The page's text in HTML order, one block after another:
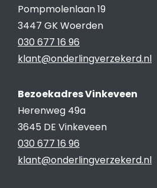
Pompmolenlaan 19
3447 GK Woerden
030 677 16 96
klant@onderlingverzekerd.nl
Bezoekadres Vinkeveen
Herenweg 49a
3645 DE Vinkeveen
030 677 16 96
klant@onderlingverzekerd.nl